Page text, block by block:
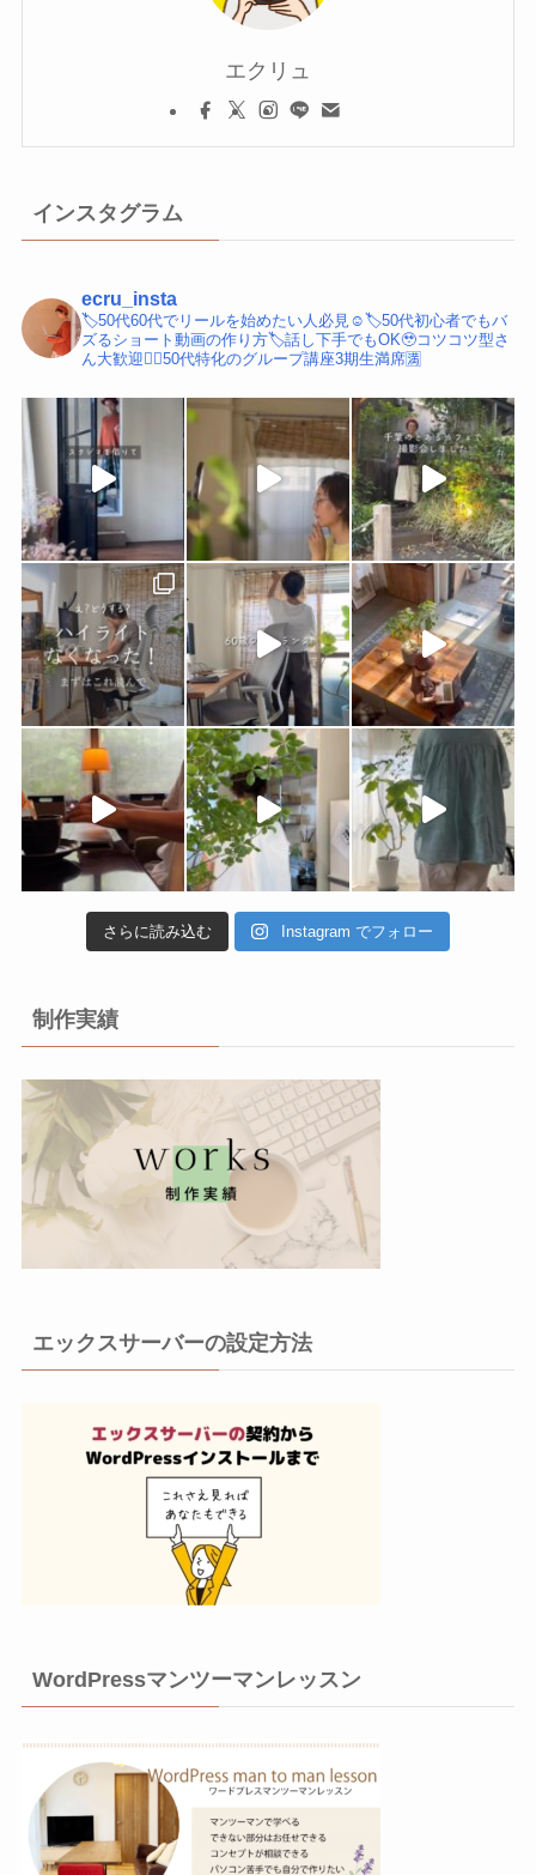
エクリュ
インスタグラム
ecru_insta
🏷️50代60代でリールを始めたい人必見☺️ 🏷️50代初心者でもバ
ズるショート動画の作り方🏷️話し下手でもOK🥹コツコツ型さ
ん大歓迎 💁‍♀️50代特化のグループ講座3期生満席🈵
さらに読み込む Instagram でフォロー
制作実績
エックスサーバーの設定方法
WordPressマンツーマンレッスン